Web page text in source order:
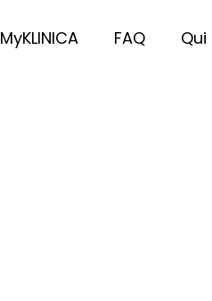
MyKLINICA FAQ